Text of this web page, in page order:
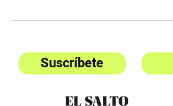
Suscríbete